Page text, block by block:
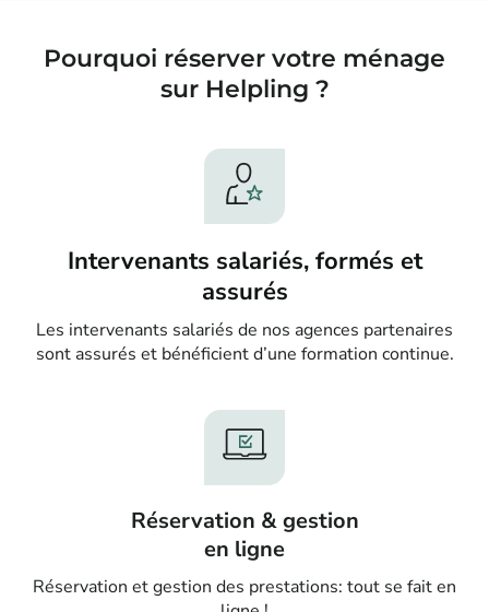
Pourquoi réserver votre ménage
sur Helpling ?
Intervenants salariés, formés et
assurés
Les intervenants salariés de nos agences partenaires
sont assurés et bénéficient d’une formation continue.
Réservation & gestion
en ligne
Réservation et gestion des prestations: tout se fait en